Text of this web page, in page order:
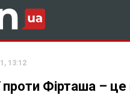
13:12
проти Фірташа – це